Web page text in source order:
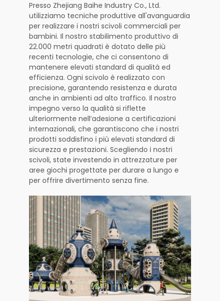
Presso Zhejiang Baihe Industry Co., Ltd.
utilizziamo tecniche produttive all'avanguardia
per realizzare i nostri scivoli commerciali per
bambini. Il nostro stabilimento produttivo di
22.000 metri quadrati è dotato delle più
recenti tecnologie, che ci consentono di
mantenere elevati standard di qualità ed
efficienza. Ogni scivolo è realizzato con
precisione, garantendo resistenza e durata
anche in ambienti ad alto traffico. Il nostro
impegno verso la qualità si riflette
ulteriormente nell’adesione a certificazioni
internazionali, che garantiscono che i nostri
prodotti soddisfino i più elevati standard di
sicurezza e prestazioni. Scegliendo i nostri
scivoli, state investendo in attrezzature per
aree giochi progettate per durare a lungo e
per offrire divertimento senza fine.